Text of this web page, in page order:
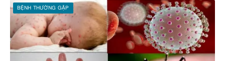
BỆNH THƯỜNG GẶP